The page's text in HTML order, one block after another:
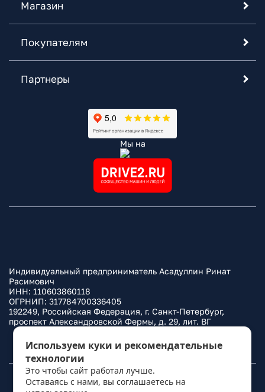
Магазин
Покупателям
Партнеры
Мы на
Индивидуальный предприниматель Асадуллин Ринат
Расимович
ИНН: 110603860118
ОГРНИП: 317784700336405
192249, Российская Федерация, г. Санкт-Петербург,
проспект Александровской Фермы, д. 29, лит. ВГ
Политика конфиденциальности
© 2010– 2026Фаркоп.ру
Используем куки и рекомендательные
технологии
Это чтобы сайт работал лучше.
Оставаясь с нами, вы соглашаетесь на